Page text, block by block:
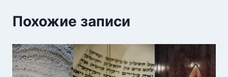
Похожие записи